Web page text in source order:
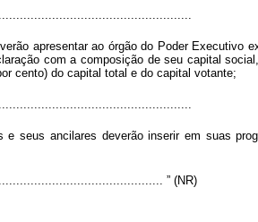
apresentar ao órgão do Poder Executivo
com a composição de seu capital
cento) do capital total e do capital votante;
seus ancilares deverão inserir em suas
” (NR)